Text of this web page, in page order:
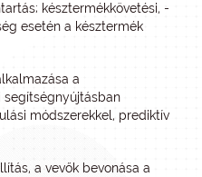
késztermékkövetési, -
esetén a késztermék
a
segítségnyújtásban
módszerekkel, prediktív
a vevők bevonása a